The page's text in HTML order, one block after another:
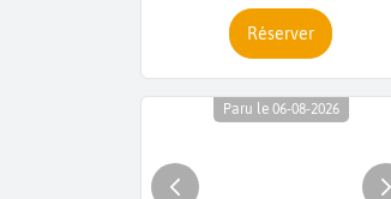
Réserver
Paru le 06-08-2026